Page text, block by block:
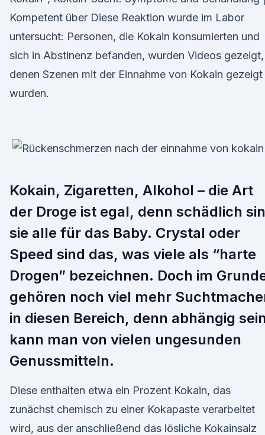
Kompetent über Diese Reaktion wurde im Labor
untersucht: Personen, die Kokain konsumierten und
sich in Abstinenz befanden, wurden Videos gezeigt,
denen Szenen mit der Einnahme von Kokain gezeigt
wurden.
Kokain, Zigaretten, Alkohol – die Art
der Droge ist egal, denn schädlich
sie alle für das Baby. Crystal oder
Speed sind das, was viele als “harte
Drogen” bezeichnen. Doch im
gehören noch viel mehr
in diesen Bereich, denn abhängig sein
kann man von vielen ungesunden
Genussmitteln.
Diese enthalten etwa ein Prozent Kokain, das
zunächst chemisch zu einer Kokapaste verarbeitet
wird, aus der anschließend das lösliche Kokainsalz